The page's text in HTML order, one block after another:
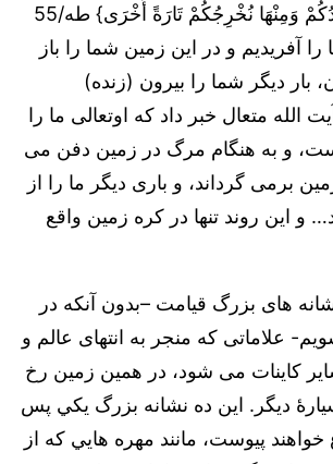
خَلَقْنَاكُمْ وَفِيهَا نُعِيدُكُمْ وَمِنْهَا نُخْرِجُكُمْ تَارَةً أُخْرَى} طه/55
آفریدیم و در این زمین شما را باز
بار دیگر شما را بیرون (زنده)
الله متعال خبر داد که اوتعالی ما را
و به هنگام مرگ در زمین دفن می
برمی گرداند، و باری دیگر ما را از
و این روند تنها در کره زمین واقع
های بزرگ قیامت –بدون آنکه در
علاماتی که منجر به انتهای عالم و
کاینات می شود، در همین زمین رخ
دیگر. این ده نشانه بزرگ يكي پس
پيوست، مانند مهره هايي كه از